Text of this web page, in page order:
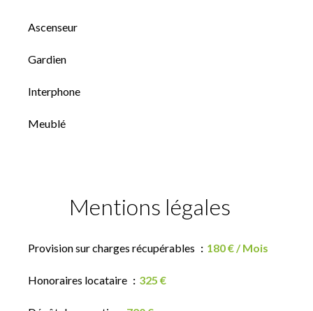
Ascenseur
Gardien
Interphone
Meublé
Mentions légales
Provision sur charges récupérables 180 € / Mois
Honoraires locataire 325 €